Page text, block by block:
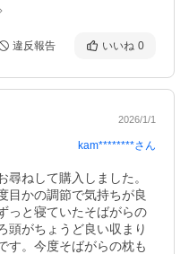
違反報告 いいね 0
2026/1/1
kam********さん
ねして購入しました。
目かの調節で気持ちが良
っと寝ていたそばがらの
頭がちょうど良い収まり
す。今度そばがらの枕も